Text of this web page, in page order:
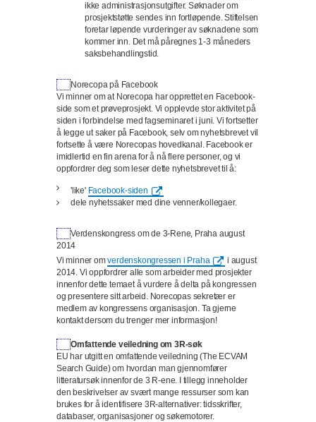
ikke administrasjonsutgifter. Søknader om
prosjektstøtte sendes inn fortløpende. Stiftelsen
foretar løpende vurderinger av søknadene som
kommer inn. Det må påregnes 1-3 måneders
saksbehandlingstid.
Norecopa på Facebook
Vi minner om at Norecopa har opprettet en Facebook-
side som et prøveprosjekt. Vi opplevde stor aktivitet på
siden i forbindelse med fagseminaret i juni. Vi fortsetter
å legge ut saker på Facebook, selv om nyhetsbrevet vil
fortsette å være Norecopas hovedkanal. Facebook er
imidlertid en fin arena for å nå flere personer, og vi
oppfordrer deg som leser dette nyhetsbrevet til å:
'like' Facebook-siden
dele nyhetssaker med dine venner/kollegaer.
Verdenskongress om de 3-Rene, Praha august
2014
Vi minner omverdenskongressen i Praha
i august
2014. Vi oppfordrer alle som arbeider med prosjekter
innenfor dette temaet å vurdere å delta på kongressen
og presentere sitt arbeid. Norecopas sekretær er
medlem av kongressens organisasjon. Ta gjerne
kontakt dersom du trenger mer informasjon!
Omfattende veiledning om 3R-søk
EU har utgitt en omfattende veiledning (The ECVAM
Search Guide) om hvordan man gjennomfører
litteratursøk innenfor de 3 R-ene. I tillegg inneholder
den beskrivelser av svært mange ressurser som kan
brukes for å identifisere 3R-alternativer: tidsskrifter,
databaser, organisasjoner og søkemotorer.